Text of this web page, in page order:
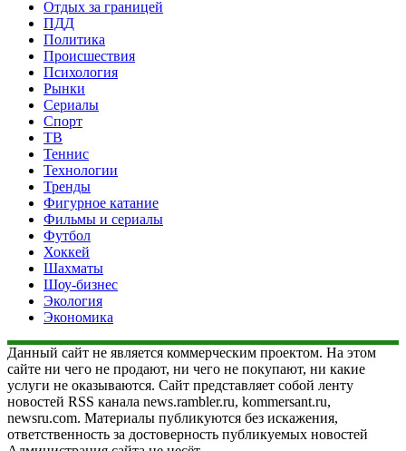
Отдых за границей
ПДД
Политика
Происшествия
Психология
Рынки
Сериалы
Спорт
ТВ
Теннис
Технологии
Тренды
Фигурное катание
Фильмы и сериалы
Футбол
Хоккей
Шахматы
Шоу-бизнес
Экология
Экономика
Данный сайт не является коммерческим проектом. На этом
сайте ни чего не продают, ни чего не покупают, ни какие
услуги не оказываются. Сайт представляет собой ленту
новостей RSS канала news.rambler.ru, kommersant.ru,
newsru.com. Материалы публикуются без искажения,
ответственность за достоверность публикуемых новостей